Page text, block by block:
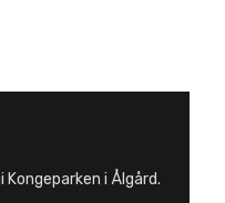
Kongeparken i Ålgård.